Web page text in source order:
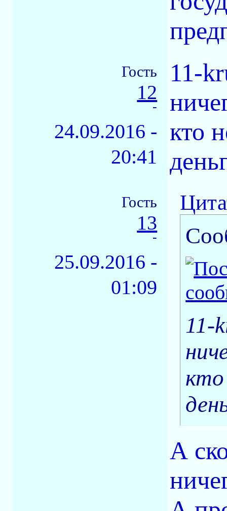
Гость
12
-
24.09.2016 -
20:41
11-
кто
Гость
13
-
25.09.2016 -
01:09
11-
А